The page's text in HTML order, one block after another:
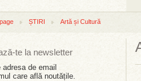
ȘTIRI Artă și Cultură
te la newsletter
adresa de email
care află noutățile.